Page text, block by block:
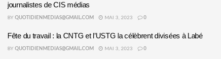
journalistes de CIS médias
BY QUOTIDIENMEDIAS@GMAIL.COM MAI 3, 2023 0
Fête du travail : la CNTG et l’USTG la célèbrent divisées à Labé
BY QUOTIDIENMEDIAS@GMAIL.COM MAI 3, 2023 0